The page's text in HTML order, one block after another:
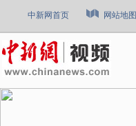
中新网首页 网站地图